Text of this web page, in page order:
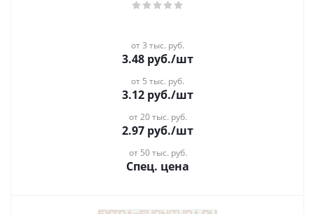
от 3 тыс. руб.
3.48 руб./шт
от 5 тыс. руб.
3.12 руб./шт
от 20 тыс. руб.
2.97 руб./шт
от 50 тыс. руб.
Спец. цена